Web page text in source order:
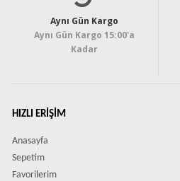
Aynı Gün Kargo
Aynı Gün Kargo 15:00'a
Kadar
HIZLI ERIŞIM
Anasayfa
Sepetim
Favorilerim